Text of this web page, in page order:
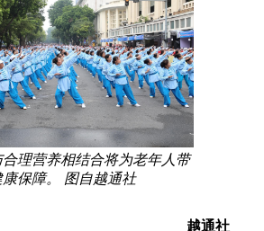
理营养相结合将为老年人带
保障。 图自越通社
越通社